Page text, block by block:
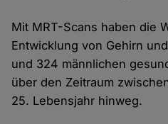
Mit MRT-Scans haben die
Entwicklung von Gehirn
und 324 männlichen
über den Zeitraum
25. Lebensjahr hinweg.